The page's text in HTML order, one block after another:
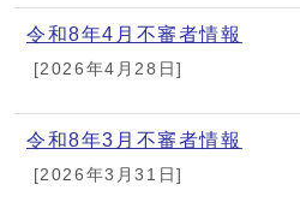
令和8年4月不審者情報
[2026年4月28日]
令和8年3月不審者情報
[2026年3月31日]